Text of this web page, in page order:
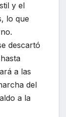
y el
lo que
descartó
a las
del
a la